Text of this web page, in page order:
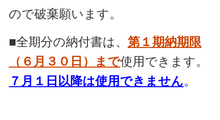
ので破棄願います。
■全期分の納付書は、 第１期納期限
（６月３０日）まで使用できます。
７月１日以降は使用できません。